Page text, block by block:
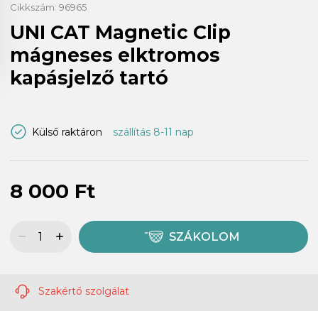
Cikkszám: 96965
UNI CAT Magnetic Clip
mágneses elktromos
kapásjelző tartó
Külső raktáron szállítás 8-11 nap
8 000 Ft
SZÁKOLOM
Szakértő szolgálat